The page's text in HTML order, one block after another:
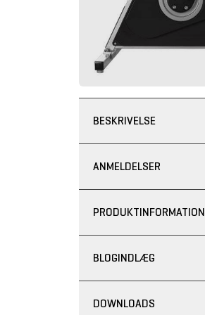
BESKRIVELSE
ANMELDELSER
PRODUKTINFORMATION
BLOGINDLÆG
DOWNLOADS